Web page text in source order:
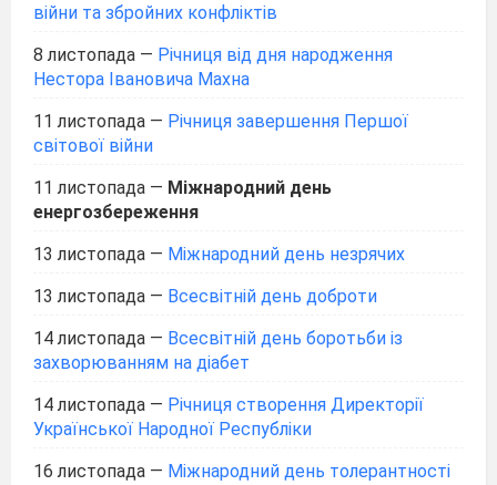
війни та збройних конфліктів
8 листопада — Річниця від дня народження
Нестора Івановича Махна
11 листопада — Річниця завершення Першої
світової війни
11 листопада — Міжнародний день
енергозбереження
13 листопада — Міжнародний день незрячих
13 листопада — Всесвітній день доброти
14 листопада — Всесвітній день боротьби із
захворюванням на діабет
14 листопада — Річниця створення Директорії
Української Народної Республіки
16 листопада — Міжнародний день толерантності